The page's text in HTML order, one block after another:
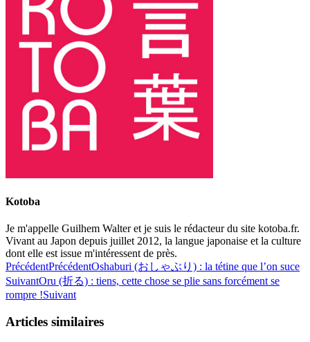
Kotoba
Je m'appelle Guilhem Walter et je suis le rédacteur du site kotoba.fr.
Vivant au Japon depuis juillet 2012, la langue japonaise et la culture
dont elle est issue m'intéressent de près.
PrécédentPrécédentOshaburi (おしゃぶり) : la tétine que l’on suce
SuivantOru (折る) : tiens, cette chose se plie sans forcément se
rompre !Suivant
Articles similaires